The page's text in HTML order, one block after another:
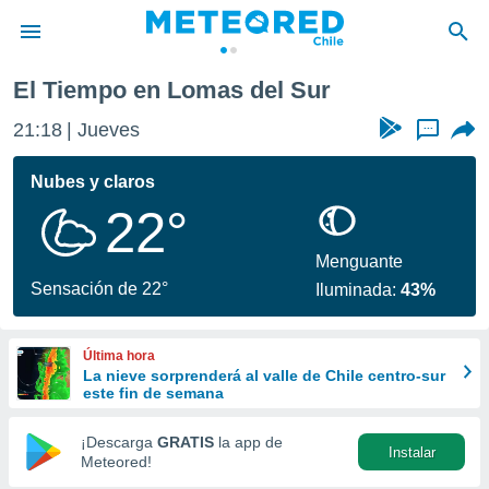
de
por
se
calidad.
a este
las
y
forma
digital
basada
El Tiempo en Lomas del Sur
21:18 Jueves ...
Nubes y claros
22°
Sensación de 22°
Menguante
Iluminada:43%
Última hora
La nieve sorprenderá al valle de Chile centro-sur
este fin de semana
¡Descarga GRATIS la app de
Meteored!
Instalar